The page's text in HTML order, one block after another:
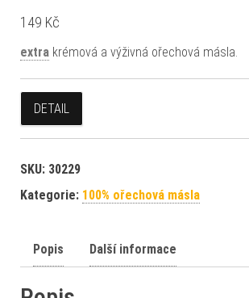
149 Kč
extra krémová a výživná ořechová másla.
DETAIL
SKU: 30229
Kategorie: 100% ořechová másla
Popis Další informace